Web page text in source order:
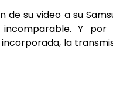
su video a su
Y por
la